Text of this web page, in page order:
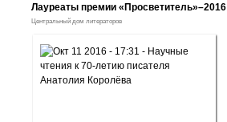
Лауреаты премии «Просветитель»–2016
Центральный дом литераторов